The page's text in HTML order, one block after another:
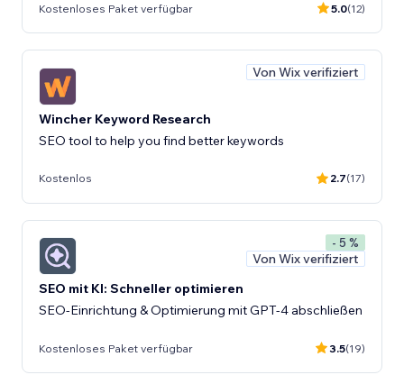
Kostenloses Paket verfügbar 5.0(12)
Von Wix verifiziert
Wincher Keyword Research
SEO tool to help you find better keywords
Kostenlos 2.7(17)
- 5 %
Von Wix verifiziert
SEO mit KI: Schneller optimieren
SEO-Einrichtung & Optimierung mit GPT-4 abschließen
Kostenloses Paket verfügbar 3.5(19)